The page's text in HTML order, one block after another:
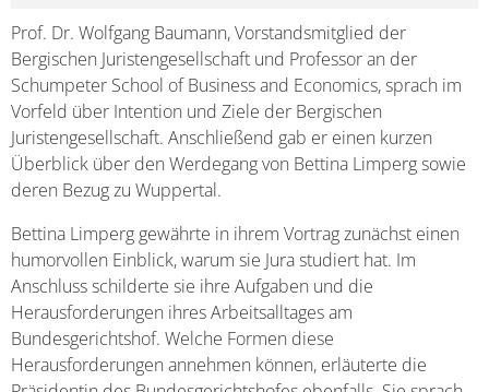
Prof. Dr. Wolfgang Baumann, Vorstandsmitglied der
Bergischen Juristengesellschaft und Professor an der
Schumpeter School of Business and Economics, sprach im
Vorfeld über Intention und Ziele der Bergischen
Juristengesellschaft. Anschließend gab er einen kurzen
Überblick über den Werdegang von Bettina Limperg sowie
deren Bezug zu Wuppertal.
Bettina Limperg gewährte in ihrem Vortrag zunächst einen
humorvollen Einblick, warum sie Jura studiert hat. Im
Anschluss schilderte sie ihre Aufgaben und die
Herausforderungen ihres Arbeitsalltages am
Bundesgerichtshof. Welche Formen diese
Herausforderungen annehmen können, erläuterte die